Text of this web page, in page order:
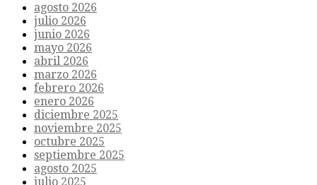
agosto 2026
julio 2026
junio 2026
mayo 2026
abril 2026
marzo 2026
febrero 2026
enero 2026
diciembre 2025
noviembre 2025
octubre 2025
septiembre 2025
agosto 2025
julio 2025